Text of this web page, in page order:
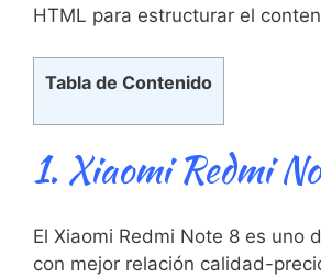
HTML para estructurar el
Tabla de Contenido
1. Xiaomi Redmi
El Xiaomi Redmi Note 8 es uno
con mejor ‍relación calidad-